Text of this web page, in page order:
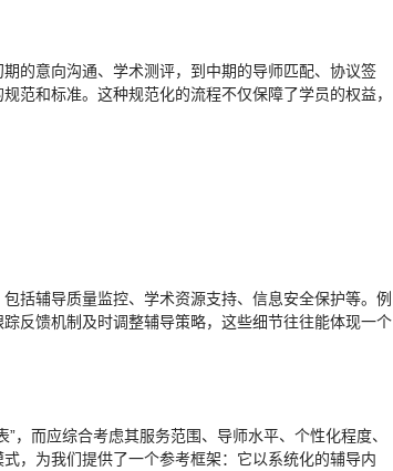
的意向沟通、学术测评，到中期的导师匹配、协议签
范和标准。这种规范化的流程不仅保障了学员的权益，
括辅导质量监控、学术资源支持、信息安全保护等。例
反馈机制及时调整辅导策略，这些细节往往能体现一个
，而应综合考虑其服务范围、导师水平、个性化程度、
，为我们提供了一个参考框架：它以系统化的辅导内